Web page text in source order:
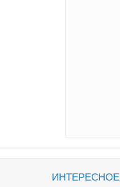
ИНТЕРЕСНОЕ